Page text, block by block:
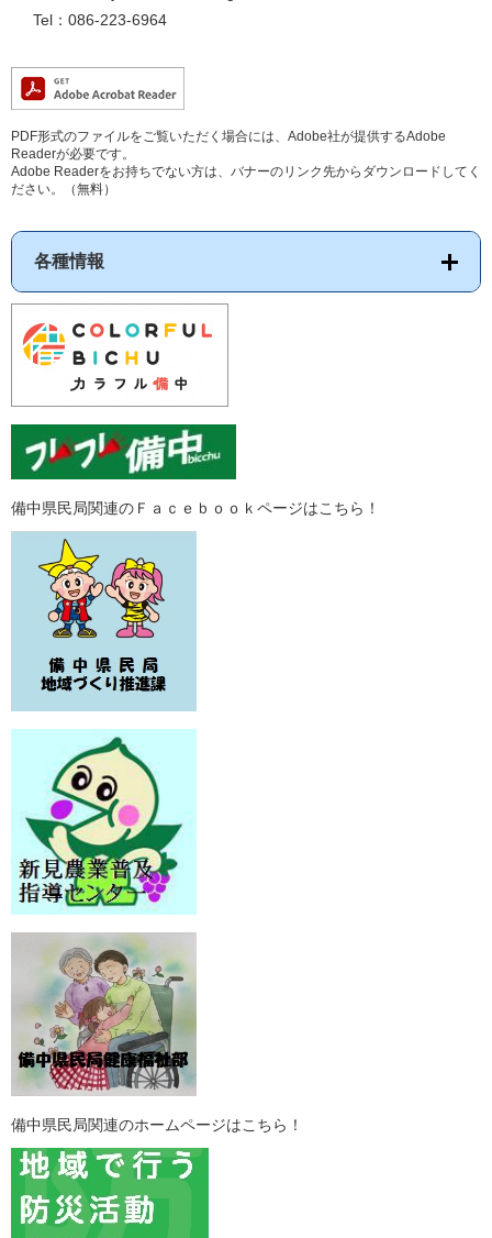
Tel：086-223-6964
PDF形式のファイルをご覧いただく場合には、Adobe社が提供するAdobe
Readerが必要です。
Adobe Readerをお持ちでない方は、バナーのリンク先からダウンロードしてく
ださい。（無料）
各種情報
備中県民局関連のＦａｃｅｂｏｏｋページはこちら！
備中県民局関連のホームページはこちら！